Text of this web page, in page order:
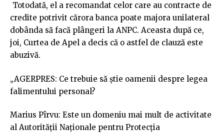
Totodată, el a recomandat celor care au contracte de
credite potrivit cărora banca poate majora unilateral
dobânda să facă plângeri la ANPC. Aceasta după ce,
joi, Curtea de Apel a decis că o astfel de clauză este
abuzivă.
„AGERPRES: Ce trebuie să ştie oamenii despre legea
falimentului personal?
Marius Pîrvu: Este un domeniu mai mult de activitate
al Autorităţii Naţionale pentru Protecţia